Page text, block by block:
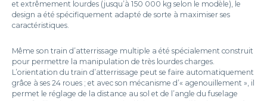
et extrêmement lourdes (jusqu’à 150 000 kg selon le modèle), le
design a été spécifiquement adapté de sorte à maximiser ses
caractéristiques.
Même son train d’atterrissage multiple a été spécialement construit
pour permettre la manipulation de très lourdes charges.
L’orientation du train d’atterrissage peut se faire automatiquement
grâce à ses 24 roues ; et avec son mécanisme d’« agenouillement », il
permet le réglage de la distance au sol et de l’angle du fuselage